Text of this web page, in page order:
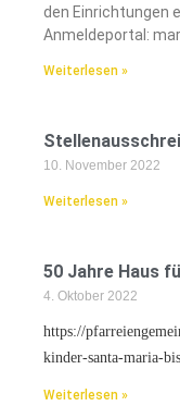
den Einrichtungen
Anmeldeportal:
Weiterlesen »
10. November 2022
Weiterlesen »
50 Jahre Haus
4. Oktober 2022
https://
kinder-santa-maria-
Weiterlesen »